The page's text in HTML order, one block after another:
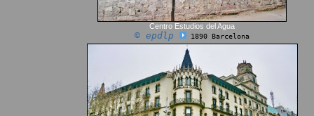
Centro Estudios del Agua
© epdlp 1890 Barcelona